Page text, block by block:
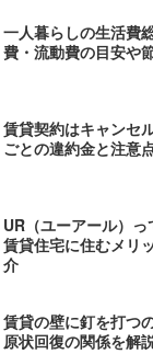
一人暮らしの生活費
費・流動費の目安や
賃貸契約はキャンセ
ごとの違約金と注意
UR（ユーアール）
賃貸住宅に住むメリ
介
賃貸の壁に釘を打つ
原状回復の関係を解